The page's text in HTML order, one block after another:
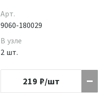
Арт.
9060-180029
В узле
2 шт.
219 ₽/шт